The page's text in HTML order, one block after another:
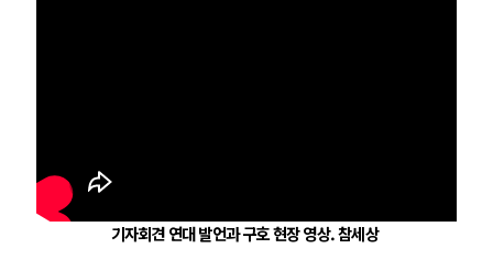
기자회견 연대 발언과 구호 현장 영상. 참세상